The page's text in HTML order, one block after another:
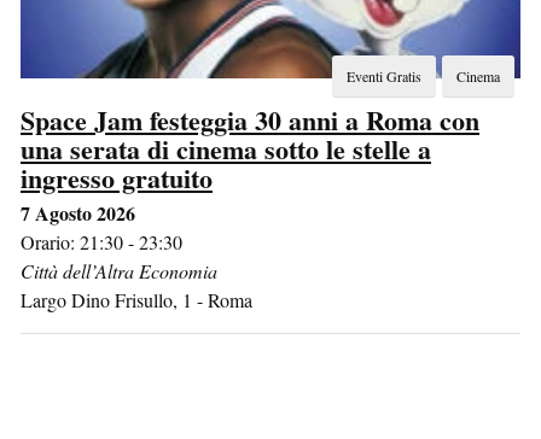
Cinema
Eventi Gratis
Space Jam festeggia 30 anni a Roma con
una serata di cinema sotto le stelle a
ingresso gratuito
7 Agosto 2026
Orario: 21:30 - 23:30
Città dell’Altra Economia
Largo Dino Frisullo, 1 -Roma